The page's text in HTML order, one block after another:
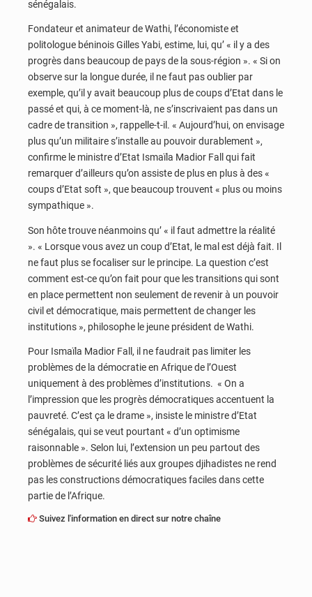
sénégalais.
Fondateur et animateur de Wathi, l’économiste et
politologue béninois Gilles Yabi, estime, lui, qu’ « il y a des
progrès dans beaucoup de pays de la sous-région ». « Si on
observe sur la longue durée, il ne faut pas oublier par
exemple, qu’il y avait beaucoup plus de coups d’Etat dans le
passé et qui, à ce moment-là, ne s’inscrivaient pas dans un
cadre de transition », rappelle-t-il. « Aujourd’hui, on envisage
plus qu’un militaire s’installe au pouvoir durablement »,
confirme le ministre d’Etat Ismaïla Madior Fall qui fait
remarquer d’ailleurs qu’on assiste de plus en plus à des «
coups d’Etat soft », que beaucoup trouvent « plus ou moins
sympathique ».
Son hôte trouve néanmoins qu’ « il faut admettre la réalité
». « Lorsque vous avez un coup d’Etat, le mal est déjà fait. Il
ne faut plus se focaliser sur le principe. La question c’est
comment est-ce qu’on fait pour que les transitions qui sont
en place permettent non seulement de revenir à un pouvoir
civil et démocratique, mais permettent de changer les
institutions », philosophe le jeune président de Wathi.
Pour Ismaïla Madior Fall, il ne faudrait pas limiter les
problèmes de la démocratie en Afrique de l’Ouest
uniquement à des problèmes d’institutions. « On a
l’impression que les progrès démocratiques accentuent la
pauvreté. C’est ça le drame », insiste le ministre d’Etat
sénégalais, qui se veut pourtant « d’un optimisme
raisonnable ». Selon lui, l’extension un peu partout des
problèmes de sécurité liés aux groupes djihadistes ne rend
pas les constructions démocratiques faciles dans cette
partie de l’Afrique.
Suivez l'information en direct sur notre chaîne